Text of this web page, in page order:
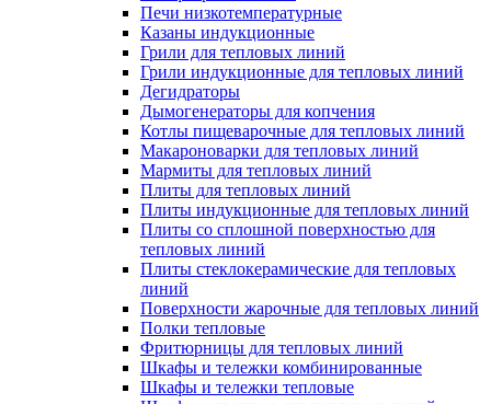
Печи низкотемпературные
Казаны индукционные
Грили для тепловых линий
Грили индукционные для тепловых линий
Дегидраторы
Дымогенераторы для копчения
Котлы пищеварочные для тепловых линий
Макароноварки для тепловых линий
Мармиты для тепловых линий
Плиты для тепловых линий
Плиты индукционные для тепловых линий
Плиты со сплошной поверхностью для
тепловых линий
Плиты стеклокерамические для тепловых
линий
Поверхности жарочные для тепловых линий
Полки тепловые
Фритюрницы для тепловых линий
Шкафы и тележки комбинированные
Шкафы и тележки тепловые